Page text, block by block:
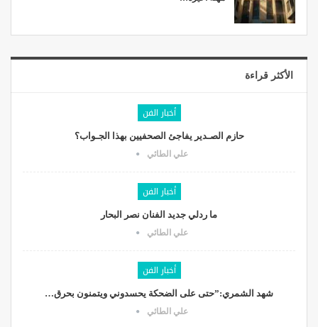
الأكثر قراءة
أخبار الفن
حازم الصـدير يفاجئ الصحفيين بهذا الجـواب؟
علي الطائي
أخبار الفن
ما ردلي جديد الفنان نصر البحار
علي الطائي
أخبار الفن
شهد الشمري:”حتى على الضحكة يحسدوني ويتمنون بحرق…
علي الطائي